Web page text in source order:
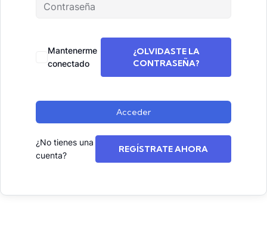
Mantenerme
conectado
¿OLVIDASTE LA
CONTRASEÑA?
Acceder
¿No tienes una
cuenta?
REGÍSTRATE AHORA